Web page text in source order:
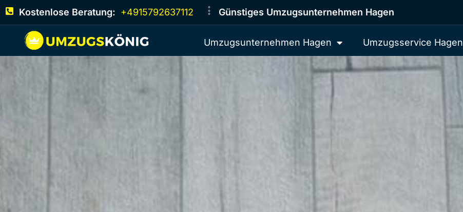
Kostenlose Beratung: +4915792637112 Günstiges Umzugsunternehmen Hagen
Umzugsunternehmen Hagen Umzugsservice Hagen